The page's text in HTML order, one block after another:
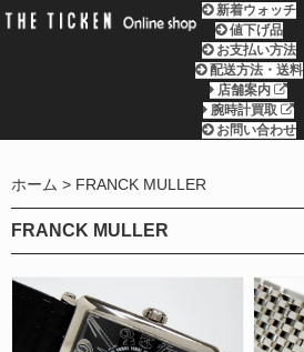
新着ウォッチ
値下げ品
お支払い方法
配送方法・送料
店舗案内
腕時計買取
お問い合わせ
ホーム FRANCK MULLER
FRANCK MULLER